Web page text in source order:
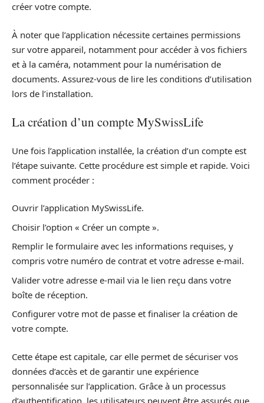
créer votre compte.
À noter que l’application nécessite certaines permissions
sur votre appareil, notamment pour accéder à vos fichiers
et à la caméra, notamment pour la numérisation de
documents. Assurez-vous de lire les conditions d’utilisation
lors de l’installation.
La création d’un compte MySwissLife
Une fois l’application installée, la création d’un compte est
l’étape suivante. Cette procédure est simple et rapide. Voici
comment procéder :
Ouvrir l’application MySwissLife.
Choisir l’option « Créer un compte ».
Remplir le formulaire avec les informations requises, y
compris votre numéro de contrat et votre adresse e-mail.
Valider votre adresse e-mail via le lien reçu dans votre
boîte de réception.
Configurer votre mot de passe et finaliser la création de
votre compte.
Cette étape est capitale, car elle permet de sécuriser vos
données d’accès et de garantir une expérience
personnalisée sur l’application. Grâce à un processus
d’authentification, les utilisateurs peuvent être assurés que